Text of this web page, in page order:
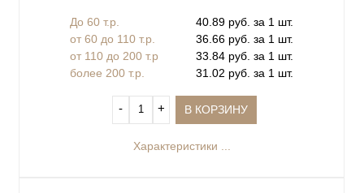
До 60 т.р.
40.89 руб. за 1 шт.
от 60 до 110 т.р.
36.66 руб. за 1 шт.
от 110 до 200 т.р
33.84 руб. за 1 шт.
более 200 т.р.
31.02 руб. за 1 шт.
‐ + В КОРЗИНУ
Характеристики ...